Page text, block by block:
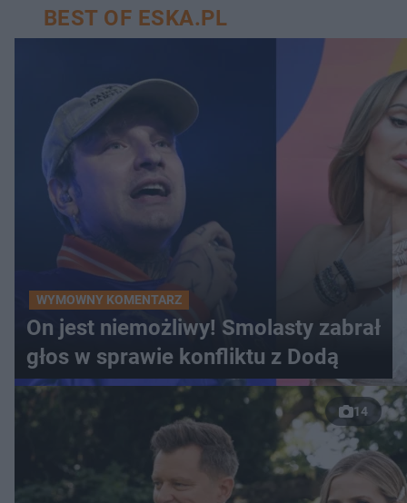
BEST OF ESKA.PL
WYMOWNY KOMENTARZ
On jest niemożliwy! Smolasty zabrał
głos w sprawie konfliktu z Dodą
14